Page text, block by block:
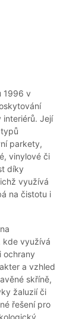
1996 v
interiérů. Její
parkety,
vinylové či
díky
využívá
na čistotu i
kde využívá
ochrany
a vzhled
skříně,
žaluzií či
řešení pro